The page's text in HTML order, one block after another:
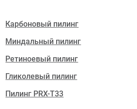
Карбоновый пилинг
Миндальный пилинг
Ретиноевый пилинг
Гликолевый пилинг
Пилинг PRX-T33